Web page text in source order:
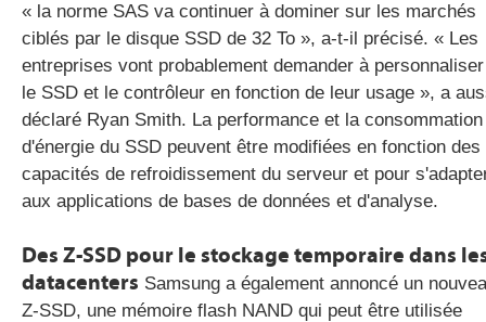
« la norme SAS va continuer à dominer sur les marchés
ciblés par le disque SSD de 32 To », a-t-il précisé. « Les
entreprises vont probablement demander à personnaliser
le SSD et le contrôleur en fonction de leur usage », a
déclaré Ryan Smith. La performance et la consommation
d'énergie du SSD peuvent être modifiées en fonction des
capacités de refroidissement du serveur et pour
aux applications de bases de données et d'analyse.
Des Z-SSD pour le stockage temporaire dans
datacenters Samsung a également annoncé un
Z-SSD, une mémoire flash NAND qui peut être utilisée